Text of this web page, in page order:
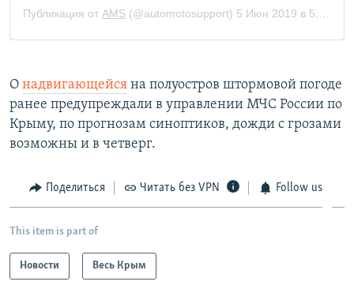
О надвигающейся на полуостров штормовой погоде
ранее предупреждали в управлении МЧС России по
Крыму, по прогнозам синоптиков, дожди с грозами
возможны и в четверг.
Поделиться Читать без VPN Follow us
This item is part of
Новости Весь Крым